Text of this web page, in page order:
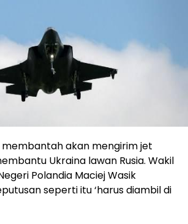
membantah akan mengirim jet
Ukraina lawan Rusia. Wakil
Polandia Maciej Wasik
seperti itu ‘harus diambil di